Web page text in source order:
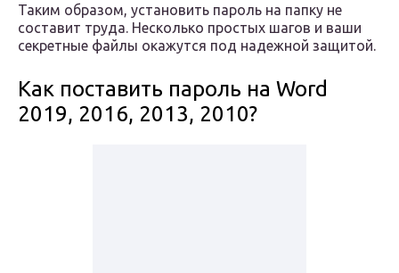
Таким образом, установить пароль на папку не
составит труда. Несколько простых шагов и ваши
секретные файлы окажутся под надежной защитой.
Как поставить пароль на Word
2019, 2016, 2013, 2010?